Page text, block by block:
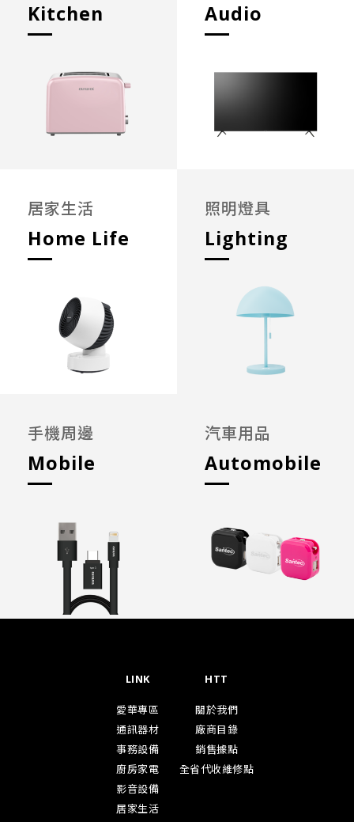
Kitchen Audio
居家生活
Home Life
照明燈具
Lighting
手機周邊
Mobile
汽車用品
Automobile
LINK
愛華專區
通訊器材
事務設備
廚房家電
影音設備
居家生活
HTT
關於我們
廠商目錄
銷售據點
全省代收維修點